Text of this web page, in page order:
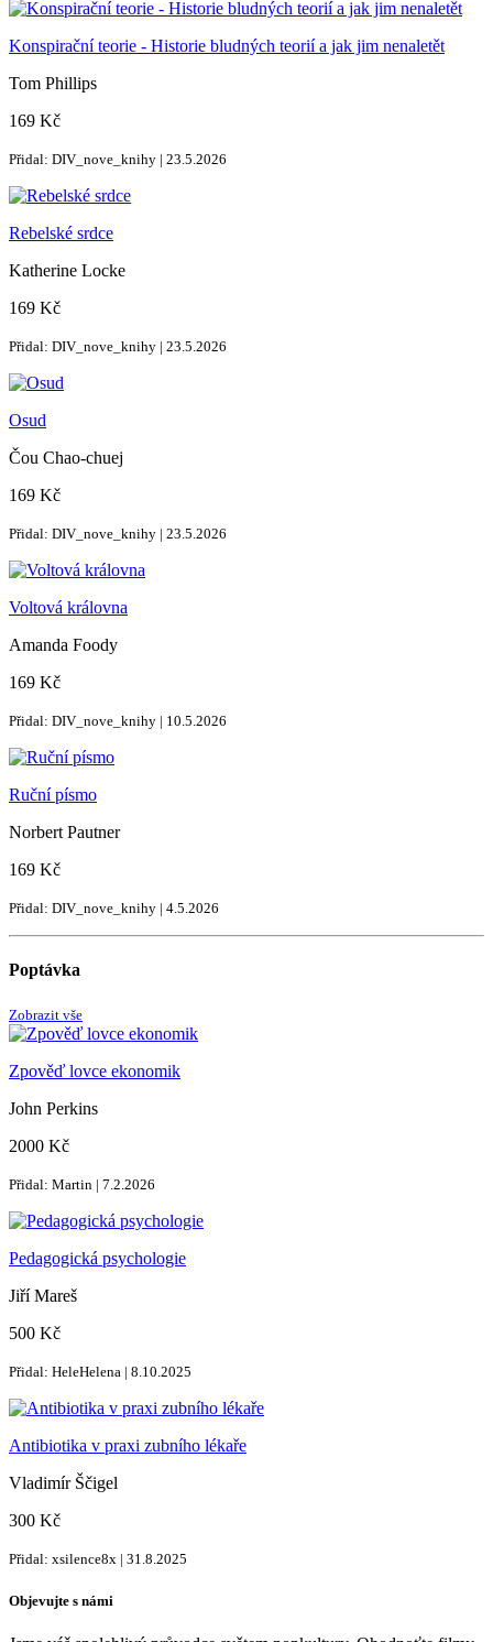
Konspirační teorie - Historie bludných teorií a jak jim nenaletět
Tom Phillips
169 Kč
Přidal: DIV_nove_knihy | 23.5.2026
Rebelské srdce
Katherine Locke
169 Kč
Přidal: DIV_nove_knihy | 23.5.2026
Osud
Čou Chao-chuej
169 Kč
Přidal: DIV_nove_knihy | 23.5.2026
Voltová královna
Amanda Foody
169 Kč
Přidal: DIV_nove_knihy | 10.5.2026
Ruční písmo
Norbert Pautner
169 Kč
Přidal: DIV_nove_knihy | 4.5.2026
Poptávka
Zobrazit vše
Zpověď lovce ekonomik
John Perkins
2000 Kč
Přidal: Martin | 7.2.2026
Pedagogická psychologie
Jiří Mareš
500 Kč
Přidal: HeleHelena | 8.10.2025
Antibiotika v praxi zubního lékaře
Vladimír Ščigel
300 Kč
Přidal: xsilence8x | 31.8.2025
Objevujte s námi